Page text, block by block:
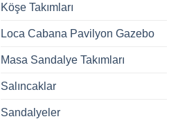
Köşe Takımları
Loca Cabana Pavilyon Gazebo
Masa Sandalye Takımları
Salıncaklar
Sandalyeler